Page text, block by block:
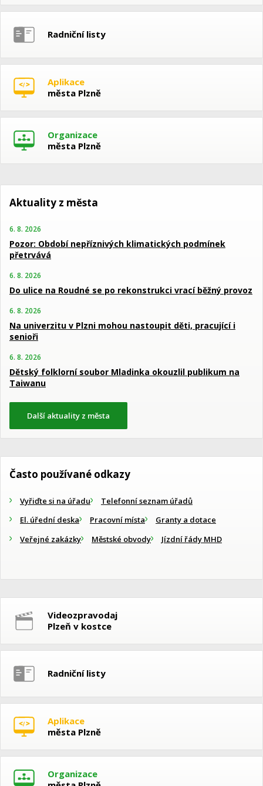
Radniční listy
Aplikace
města Plzně
Organizace
města Plzně
Aktuality z města
6. 8. 2026
Pozor: Období nepříznivých klimatických podmínek
přetrvává
6. 8. 2026
Do ulice na Roudné se po rekonstrukci vrací běžný provoz
6. 8. 2026
Na univerzitu v Plzni mohou nastoupit děti, pracující i
senioři
6. 8. 2026
Dětský folklorní soubor Mladinka okouzlil publikum na
Taiwanu
Další aktuality z města
Často používané odkazy
Vyřiďte si na úřadu
Telefonní seznam úřadů
El. úřední deska
Pracovní místa
Granty a dotace
Veřejné zakázky
Městské obvody Jízdní řády MHD
Videozpravodaj
Plzeň v kostce
Radniční listy
Aplikace
města Plzně
Organizace